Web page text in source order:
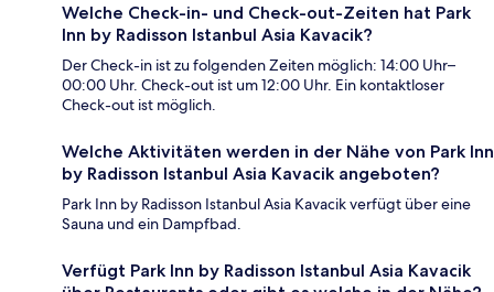
Welche Check-in- und Check-out-Zeiten hat Park
Inn by Radisson Istanbul Asia Kavacik?
Der Check-in ist zu folgenden Zeiten möglich: 14:00 Uhr–
00:00 Uhr. Check-out ist um 12:00 Uhr. Ein kontaktloser
Check-out ist möglich.
Welche Aktivitäten werden in der Nähe von Park Inn
by Radisson Istanbul Asia Kavacik angeboten?
Park Inn by Radisson Istanbul Asia Kavacik verfügt über eine
Sauna und ein Dampfbad.
Verfügt Park Inn by Radisson Istanbul Asia Kavacik